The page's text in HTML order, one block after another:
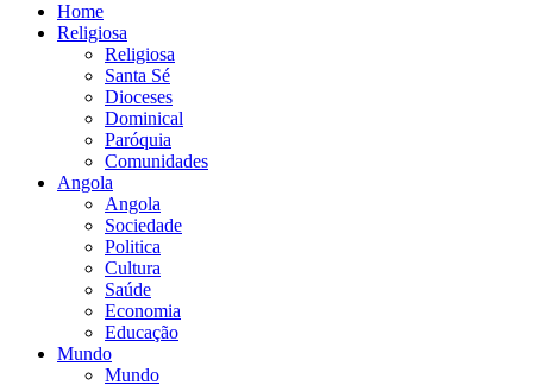
Home
Religiosa
Religiosa
Santa Sé
Dioceses
Dominical
Paróquia
Comunidades
Angola
Angola
Sociedade
Politica
Cultura
Saúde
Economia
Educação
Mundo
Mundo